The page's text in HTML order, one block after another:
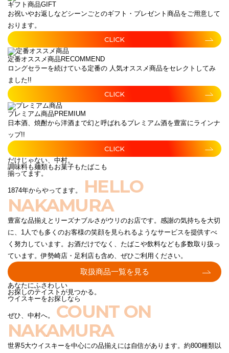
ギフト商品GIFT
お祝いやお返しなどシーンごとのギフト・プレゼント商品をご用意して
おります。
CLICK
定番オススメ商品 RECOMMEND
ロングセラーを続けている定番の 人気オススメ商品をセレクトしてみ
ました!!
CLICK
プレミアム商品 PREMIUM
日本酒、焼酎から洋酒まで幻と呼ばれるプレミアム酒を豊富にラインナ
ップ!!
CLICK
だけじゃない、中村。
調味料も麺類もお菓子もたばこも
揃ってます。
1874年からやってます。
HELLO
NAKAMURA
豊富な品揃えとリーズナブルさがウリのお店です。感謝の気持ちを大切
に、1人でも多くのお客様の笑顔を見られるようなサービスを提供すべ
く努力しています。お酒だけでなく、たばこや飲料なども多数取り扱っ
ています。伊勢崎店・足利店も含め、ぜひご利用ください。
取扱商品一覧を見る
あなたにふさわしい
お探しのテイストが見つかる。
ウイスキーをお探しなら
ぜひ、中村へ。 COUNT ON
NAKAMURA
世界5大ウイスキーを中心にの品揃えには自信があります。約800種類以